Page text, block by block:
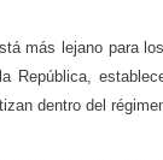
más lejano para
República,
dentro del